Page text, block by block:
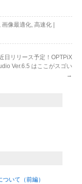
, 画像最適化, 高速化
日リリース予定！OPTPiX
Ver.6.5 はここがスゴい
→
いて（前編）